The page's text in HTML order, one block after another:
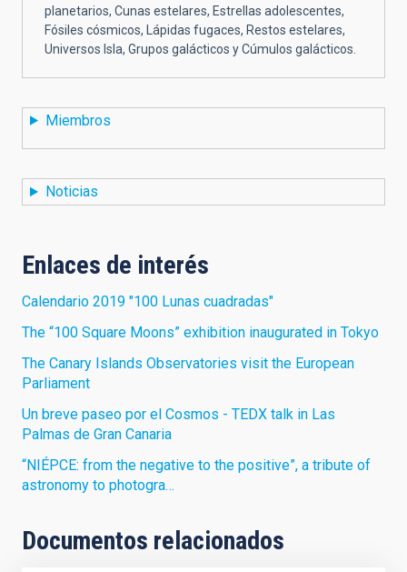
planetarios, Cunas estelares, Estrellas adolescentes,
Fósiles cósmicos, Lápidas fugaces, Restos estelares,
Universos Isla, Grupos galácticos y Cúmulos galácticos.
Miembros
Noticias
Enlaces de interés
Calendario 2019 "100 Lunas cuadradas"
The “100 Square Moons” exhibition inaugurated in Tokyo
The Canary Islands Observatories visit the European
Parliament
Un breve paseo por el Cosmos - TEDX talk in Las
Palmas de Gran Canaria
“NIÉPCE: from the negative to the positive”, a tribute of
astronomy to photogra…
Documentos relacionados